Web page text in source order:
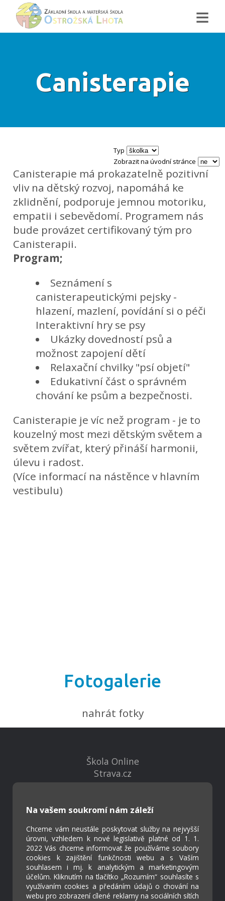
≡
Canisterapie
Typ
Zobrazit na úvodní stránce
Canisterapie má prokazatelně pozitivní
vliv na dětský rozvoj, napomáhá ke
zklidnění, podporuje jemnou motoriku,
empatii i sebevědomí. Programem nás
bude provázet certifikovaný tým pro
Canisterapii.
Program;
Seznámení s
canisterapeutickými pejsky -
hlazení, mazlení, povídání si o péči
Interaktivní hry se psy
Ukázky dovedností psů a
možnost zapojení dětí
Relaxační chvilky "psí objetí"
Edukativní část o správném
chování ke psům a bezpečnosti.
Canisterapie je víc než program - je to
kouzelný most mezi dětským světem a
světem zvířat, který přináší harmonii,
úlevu i radost.
(Více informací na nástěnce v hlavním
vestibulu)
Fotogalerie
nahrát fotky
Na vašem soukromí nám záleží
Chceme vám neustále poskytovat služby na nejvyšší
úrovni, vzhledem k nové legislativě platné od 1. 1.
2022 Vás chceme informovat že používáme soubory
cookies k zajištění funkčnosti webu a s Vaším
souhlasem i mj. k analytickým a marketingovým
účelům. Kliknutím na tlačítko „Rozumím“ souhlasíte s
využívaním cookies a předáním údajů o chování na
webu pro zobrazení cílené reklamy na sociálních sítích
Škola Online
Strava.cz
Kontakty
Virtuální prohlídka
Cookies
Přístupnost
Přihlášení